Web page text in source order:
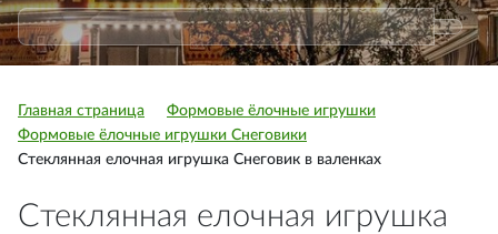
Главная страница
Формовые ёлочные игрушки
Формовые ёлочные игрушки Снеговики
Стеклянная елочная игрушка Снеговик в валенках
Стеклянная елочная игрушка